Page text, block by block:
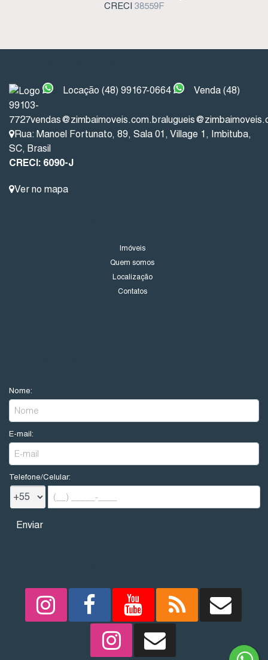
CRECI 38559F
Locação (48) 99167-0664
Venda (48)
99103-
7727vendas@zimbaimoveis.com.br
Rua: Manoel Fortunato, 89, Sala 01, Village 1, Imbituba,
SC, Brasil
CRECI: 6090-J
Ver no mapa
Imóveis
Quem somos
Localização
Contatos
Nome:
E-mail:
Telefone/Celular: